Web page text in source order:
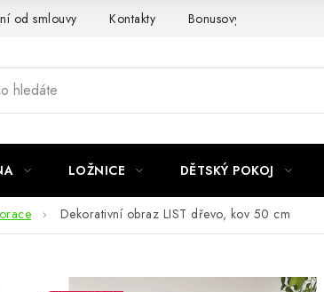
od smlouvy Kontakty Bonusový program NBM+
LOŽNICE DĚTSKÝ POKOJ
Dekorativní obraz LIST dřevo, kov 50 cm